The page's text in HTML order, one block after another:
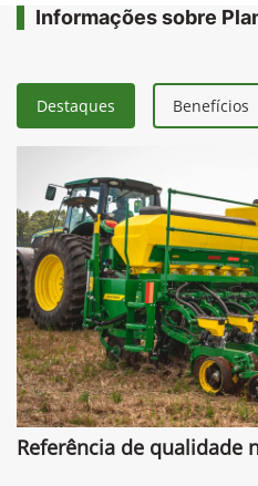
Informações sobre
Destaques Benefícios
Referência de qualidade